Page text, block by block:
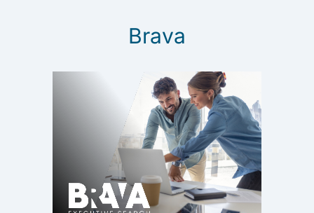
Brava